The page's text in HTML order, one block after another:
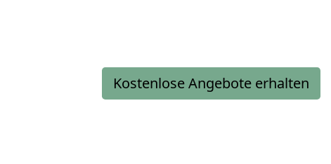
Kostenlose Angebote erhalten